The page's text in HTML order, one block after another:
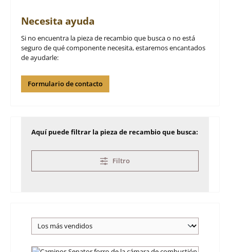
Necesita ayuda
Si no encuentra la pieza de recambio que busca o no está
seguro de qué componente necesita, estaremos encantados
de ayudarle:
Formulario de contacto
Aquí puede filtrar la pieza de recambio que busca:
Filtro